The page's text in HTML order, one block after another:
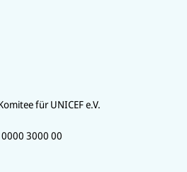
für UNICEF e.V.
3000 00